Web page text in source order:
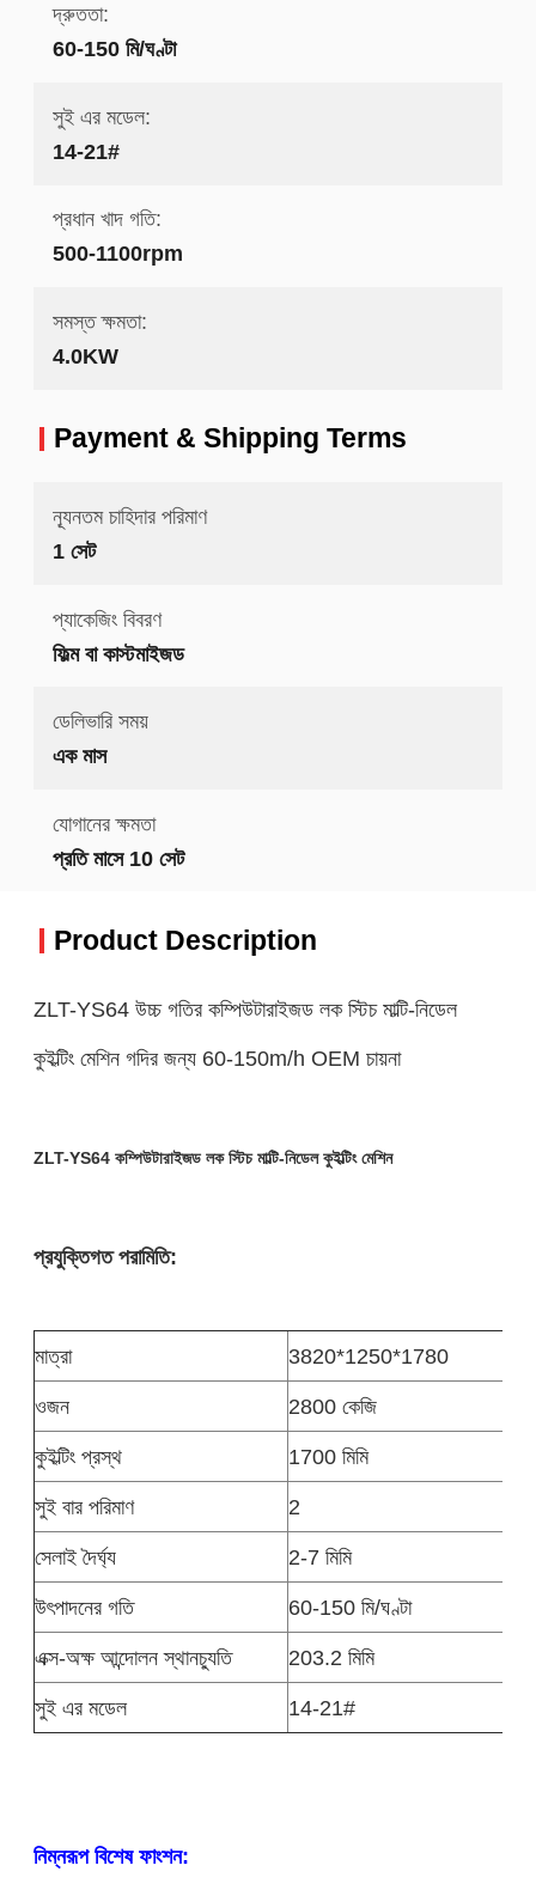
দ্রুততা:
60-150 মি/ঘণ্টা
সুই এর মডেল:
14-21#
প্রধান খাদ গতি:
500-1100rpm
সমস্ত ক্ষমতা:
4.0KW
Payment & Shipping Terms
ন্যূনতম চাহিদার পরিমাণ
1 সেট
প্যাকেজিং বিবরণ
ফিল্ম বা কাস্টমাইজড
ডেলিভারি সময়
এক মাস
যোগানের ক্ষমতা
প্রতি মাসে 10 সেট
Product Description
ZLT-YS64 উচ্চ গতির কম্পিউটারাইজড লক স্টিচ মাল্টি-নিডেল
কুইল্টিং মেশিন গদির জন্য 60-150m/h OEM চায়না
ZLT-YS64 কম্পিউটারাইজড লক স্টিচ মাল্টি-নিডেল কুইল্টিং মেশিন
প্রযুক্তিগত পরামিতি:
মাত্রা
3820*1250*1780
ওজন
2800 কেজি
কুইল্টিং প্রস্থ
1700 মিমি
সুই বার পরিমাণ
2
সেলাই দৈর্ঘ্য
2-7 মিমি
উৎপাদনের গতি
60-150 মি/ঘণ্টা
এক্স-অক্ষ আন্দোলন স্থানচ্যুতি
203.2 মিমি
সুই এর মডেল
14-21#
নিম্নরূপ বিশেষ ফাংশন: